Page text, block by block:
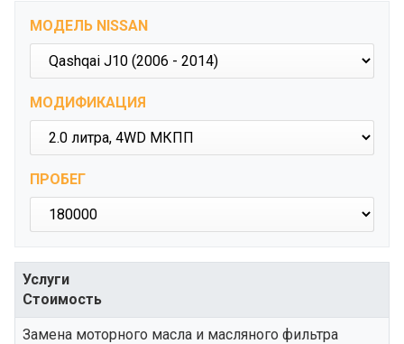
МОДЕЛЬ NISSAN
МОДИФИКАЦИЯ
ПРОБЕГ
Услуги
Стоимость
Замена моторного масла и масляного фильтра